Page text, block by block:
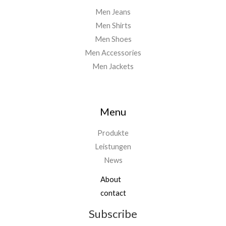
Men Jeans
Men Shirts
Men Shoes
Men Accessories
Men Jackets
Menu
Produkte
Leistungen
News
About
contact
Subscribe